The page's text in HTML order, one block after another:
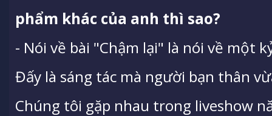
phẩm khác của anh thì sao?
- Nói về bài "Chậm lại" là nói về một
Đấy là sáng tác mà người bạn thân
Chúng tôi gặp nhau trong liveshow